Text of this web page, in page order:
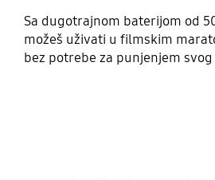
Sa dugotrajnom baterijom od
možeš uživati u filmskim
bez potrebe za punjenjem svog